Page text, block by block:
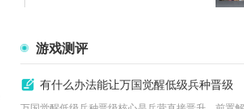
游戏测评
有什么办法能让万国觉醒低级兵种晋级